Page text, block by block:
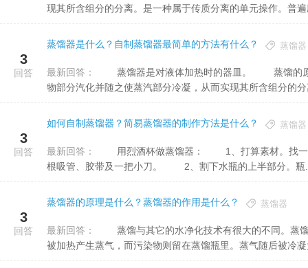
现其所含组分的分离。是一种属于传质分离的单元操作。普
3
回答
蒸馏器是什么？自制蒸馏器最简单的方法有什么？ 蒸馏器
最新回答：
物部分汽化并随之使蒸汽部分冷凝，从而实现其所含组分的
3
回答
如何自制蒸馏器？简易蒸馏器的制作方法是什么？ 蒸馏器
最新回答：
根吸管、胶带及一把小刀。 2、割下水瓶的上半部分。瓶
3
回答
蒸馏器的原理是什么？蒸馏器的作用是什么？ 蒸馏器
最新回答：
被加热产生蒸气，而污染物则留在蒸馏瓶里。蒸气随后被冷